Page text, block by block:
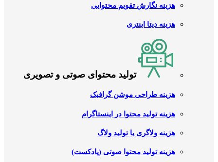
هزینه نگارش تقویم محتوایی
هزینه دیتا اینتری
تولید محتوای صوتی و تصویری
هزینه طراحی موشن گرافیک
هزینه تولید محتوا در اینستاگرام
هزینه ولاگری یا تولید ولاگ
هزینه تولید محتوا صوتی (پادکست)